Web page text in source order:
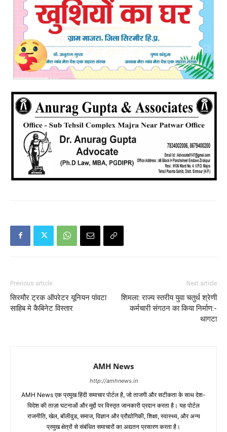
Previous article
सिरमौर ट्रक ऑपरेटर यूनियन पांवटा
साहिब मे कैबिनेट विस्तार
Next article
शिमला: राज्य स्तरीय युवा चतुर्थ श्रेणी
कर्मचारी संगठन का किया निर्माण:-
थागटा
AMH News
http://amhnews.in
AMH News एक प्रमुख हिंदी समाचार पोर्टल है, जो ताजगी और सटीकता के साथ देश-
विदेश की ताज़ा घटनाओं और मुद्दों पर विस्तृत जानकारी प्रदान करता है। यह पोर्टल
राजनीति, खेल, बॉलीवुड, समाज, विज्ञान और प्रौद्योगिकी, शिक्षा, स्वास्थ्य, और अन्य
प्रमुख क्षेत्रों से संबंधित समाचारों का अद्यतन प्रसारण करता है।